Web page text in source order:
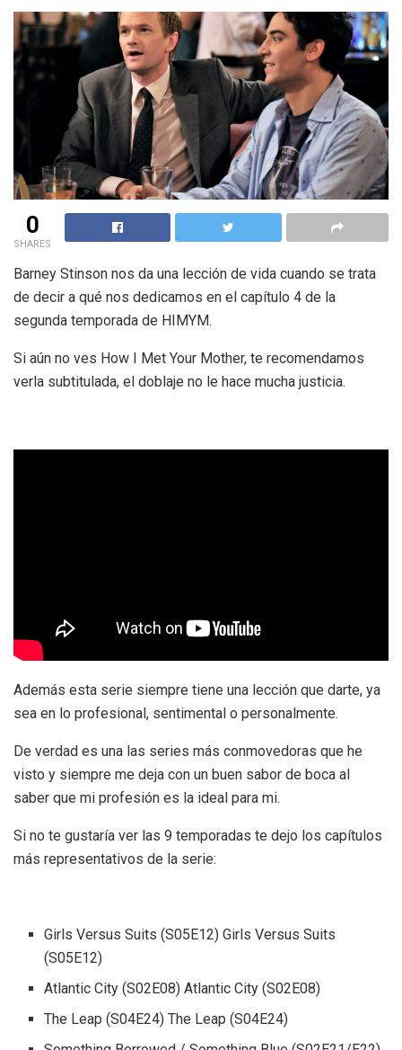
0
SHARES
Barney Stinson nos da una lección de vida cuando se trata
de decir a qué nos dedicamos en el capítulo 4 de la
segunda temporada de HIMYM.
Si aún no ves How I Met Your Mother, te recomendamos
verla subtitulada, el doblaje no le hace mucha justicia.
Además esta serie siempre tiene una lección que darte, ya
sea en lo profesional, sentimental o personalmente.
De verdad es una las series más conmovedoras que he
visto y siempre me deja con un buen sabor de boca al
saber que mi profesión es la ideal para mi.
Si no te gustaría ver las 9 temporadas te dejo los capítulos
más representativos de la serie:
Girls Versus Suits (S05E12) Girls Versus Suits
(S05E12)
Atlantic City (S02E08) Atlantic City (S02E08)
The Leap (S04E24) The Leap (S04E24)